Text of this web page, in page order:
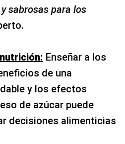
sabrosas para los
Enseñar a los
de una
y los efectos
de azúcar puede
decisiones alimenticias